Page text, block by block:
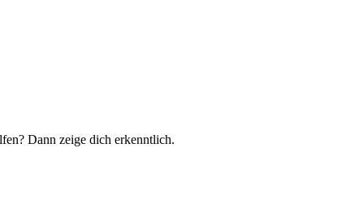
Dann zeige dich erkenntlich.